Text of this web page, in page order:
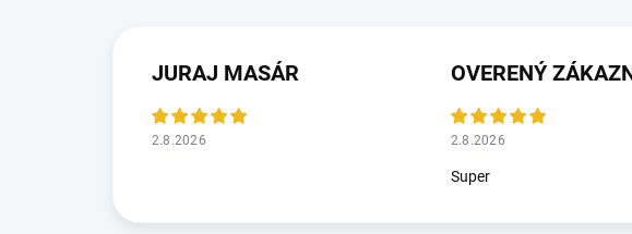
JURAJ MASÁR
2.8.2026 2.8.2026
Super